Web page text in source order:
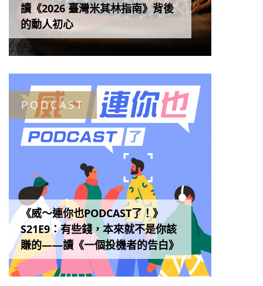
讀《2026 臺灣米其林指南》背後
的動人初心
PODCAST
《威～連你也PODCAST了！》
S21E9：有些錢，本來就不是你該
賺的——讀《一個投機者的告白》